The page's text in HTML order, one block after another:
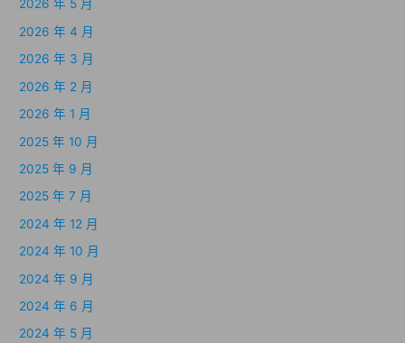
2026 年 5 月
2026 年 4 月
2026 年 3 月
2026 年 2 月
2026 年 1 月
2025 年 10 月
2025 年 9 月
2025 年 7 月
2024 年 12 月
2024 年 10 月
2024 年 9 月
2024 年 6 月
2024 年 5 月